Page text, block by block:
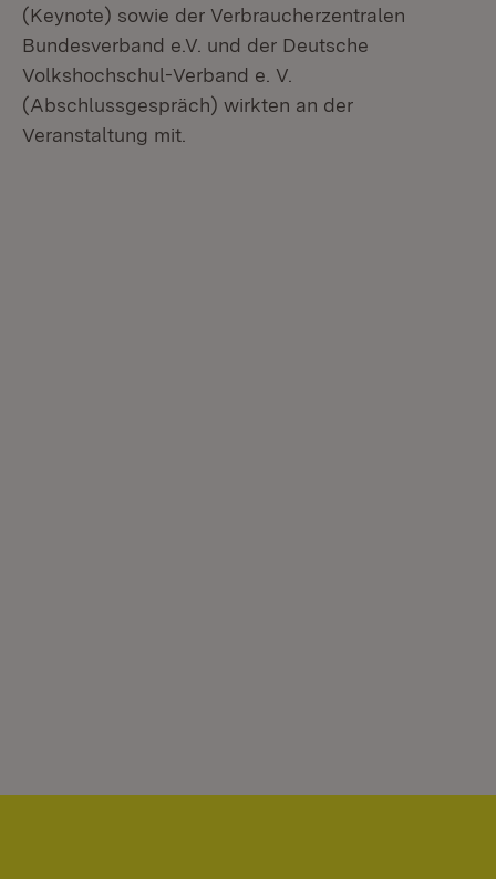
(Keynote) sowie der Verbraucherzentralen
Bundesverband e.V. und der Deutsche
Volkshochschul-Verband e. V.
(Abschlussgespräch) wirkten an der
Veranstaltung mit.